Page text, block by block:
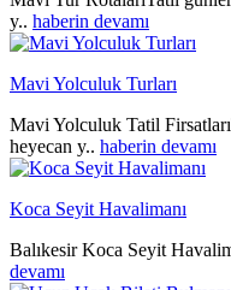
y.. haberin devamı
Mavi Yolculuk Turları
Mavi Yolculuk Tatil
heyecan y.. haberin devamı
Koca Seyit Havalimanı
Balıkesir Koca Seyit
devamı